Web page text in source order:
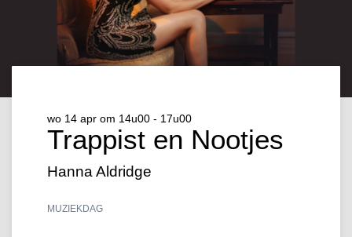
Trappist en Nootjes
Hanna Aldridge
wo 14 apr om 14u00 - 17u00
MUZIEKDAG